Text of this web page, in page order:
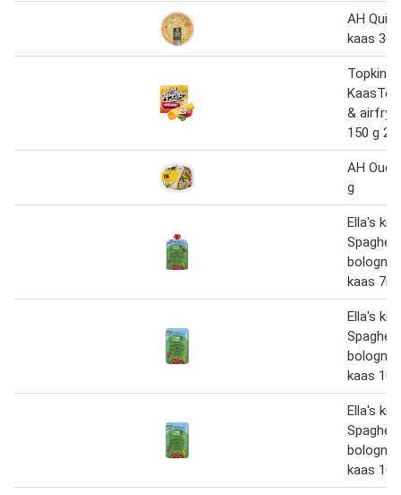
AH
kaas
Topking
&
150 g
AH
g
Ella's
kaas
Ella's
kaas
Ella's
kaas